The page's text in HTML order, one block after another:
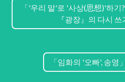
「'우리 말'로 '사상(思想)'하
『광장』의 다시
「임화의 '오빠', 송영